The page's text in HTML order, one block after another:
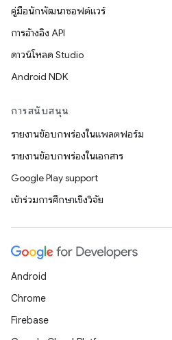
คู่มือนักพัฒนาซอฟต์แวร์
การอ้างอิง API
ดาวน์โหลด Studio
Android NDK
การสนับสนุน
รายงานข้อบกพร่องในแพลตฟอร์ม
รายงานข้อบกพร่องในเอกสาร
Google Play support
เข้าร่วมการศึกษาเชิงวิจัย
Android
Chrome
Firebase